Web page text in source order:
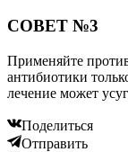
СОВЕТ №3
Применяйте
антибиотики
лечение может
Поделиться
Отправить